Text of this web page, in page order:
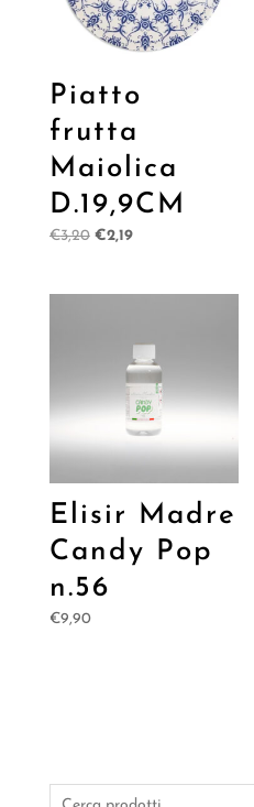
Piatto
frutta
Maiolica
D.19,9CM
€3,20 Il
€2,19Il
Elisir Madre
Candy Pop
n.56
€9,90
Cerca: